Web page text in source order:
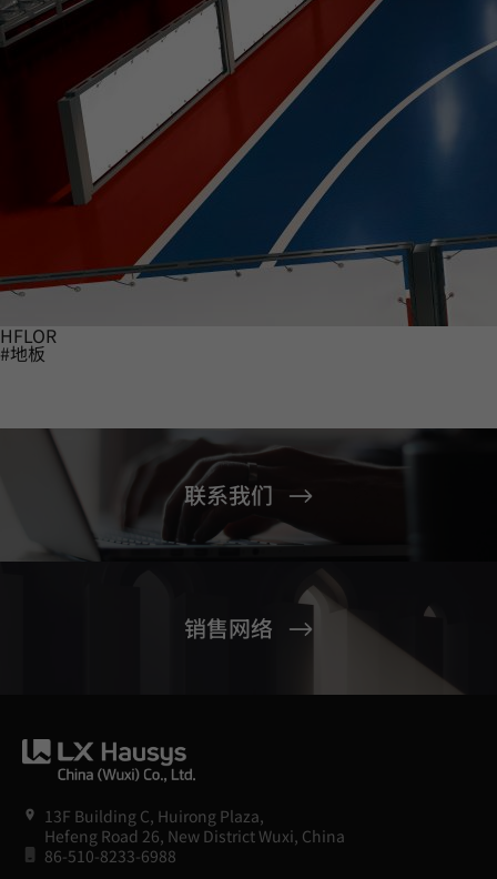
HFLOR
#地板
联系我们
销售网络
13F Building C, Huirong Plaza,
Hefeng Road 26, New District Wuxi, China
86-510-8233-6988